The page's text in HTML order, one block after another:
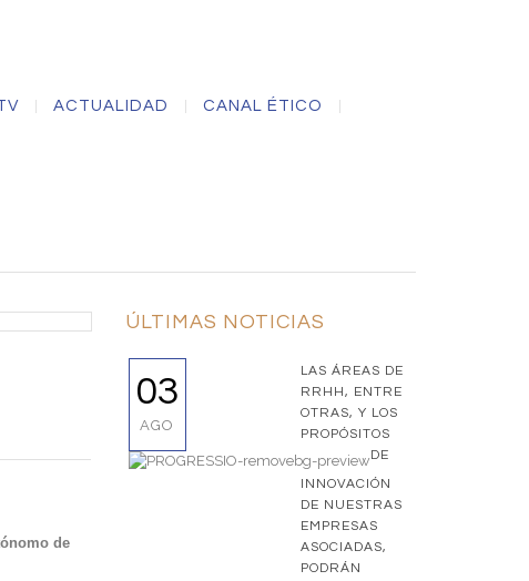
ACTUALIDAD CANAL ÉTICO
de
ÚLTIMAS NOTICIAS
03
AGO
LAS ÁREAS DE
RRHH, ENTRE
OTRAS, Y LOS
PROPÓSITOS
DE
INNOVACIÓN
DE NUESTRAS
EMPRESAS
ASOCIADAS,
PODRÁN